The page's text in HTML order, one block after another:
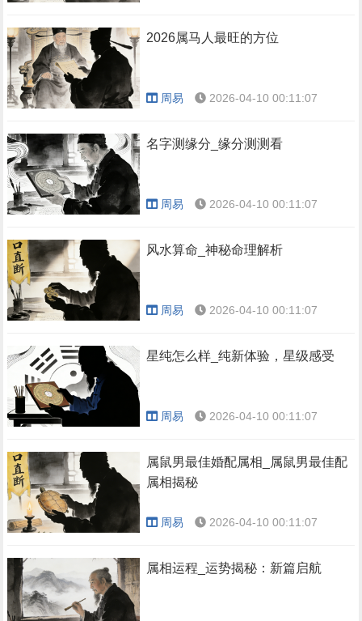
2026属马人最旺的方位
周易 2026-04-10 00:11:07
名字测缘分_缘分测测看
周易 2026-04-10 00:11:07
风水算命_神秘命理解析
周易 2026-04-10 00:11:07
星纯怎么样_纯新体验，星级感受
周易 2026-04-10 00:11:07
属鼠男最佳婚配属相_属鼠男最佳配
属相揭秘
周易 2026-04-10 00:11:07
属相运程_运势揭秘：新篇启航